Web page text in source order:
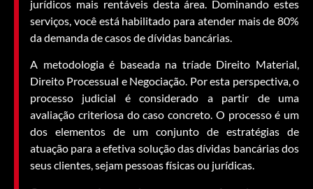
jurídicos mais rentáveis desta área. Dominando estes
serviços, você está habilitado para atender mais de 80%
da demanda de casos de dívidas bancárias.
A metodologia é baseada na tríade Direito Material,
Direito Processual e Negociação. Por esta perspectiva, o
processo judicial é considerado a partir de uma
avaliação criteriosa do caso concreto. O processo é um
dos elementos de um conjunto de estratégias de
atuação para a efetiva solução das dívidas bancárias dos
seus clientes, sejam pessoas físicas ou jurídicas.